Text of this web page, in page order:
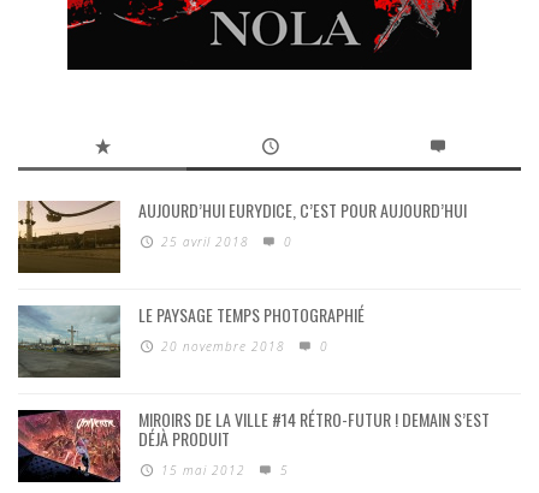
AUJOURD’HUI EURYDICE, C’EST POUR AUJOURD’HUI
25 avril 2018 0
LE PAYSAGE TEMPS PHOTOGRAPHIÉ
20 novembre 2018 0
MIROIRS DE LA VILLE #14 RÉTRO-FUTUR ! DEMAIN S’EST
DÉJÀ PRODUIT
15 mai 2012 5